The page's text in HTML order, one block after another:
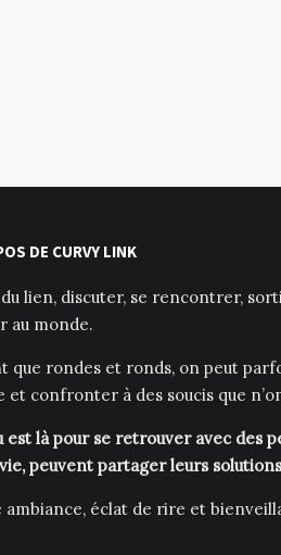
DE CURVY LINK
lien, discuter, se rencontrer,
au monde.
que rondes et ronds, on peut
et confronter à des soucis que
est là pour se retrouver avec des
peuvent partager leurs
ambiance, éclat de rire et